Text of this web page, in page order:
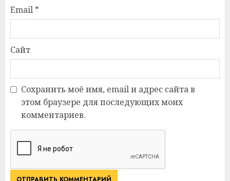
Email *
Сайт
Сохранить моё имя, email и адрес сайта в
этом браузере для последующих моих
комментариев.